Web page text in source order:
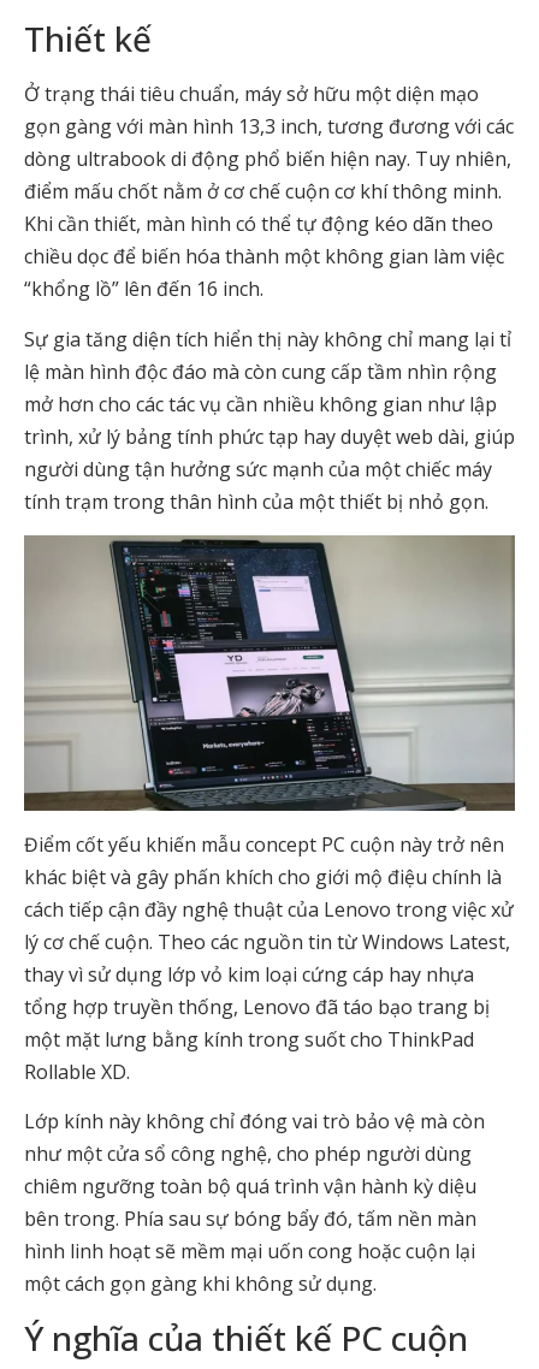
Thiết kế
Ở trạng thái tiêu chuẩn, máy sở hữu một diện mạo
gọn gàng với màn hình 13,3 inch, tương đương với các
dòng ultrabook di động phổ biến hiện nay. Tuy nhiên,
điểm mấu chốt nằm ở cơ chế cuộn cơ khí thông minh.
Khi cần thiết, màn hình có thể tự động kéo dãn theo
chiều dọc để biến hóa thành một không gian làm việc
“khổng lồ” lên đến 16 inch.
Sự gia tăng diện tích hiển thị này không chỉ mang lại tỉ
lệ màn hình độc đáo mà còn cung cấp tầm nhìn rộng
mở hơn cho các tác vụ cần nhiều không gian như lập
trình, xử lý bảng tính phức tạp hay duyệt web dài, giúp
người dùng tận hưởng sức mạnh của một chiếc máy
tính trạm trong thân hình của một thiết bị nhỏ gọn.
Điểm cốt yếu khiến mẫu concept PC cuộn này trở nên
khác biệt và gây phấn khích cho giới mộ điệu chính là
cách tiếp cận đầy nghệ thuật của Lenovo trong việc xử
lý cơ chế cuộn. Theo các nguồn tin từ Windows Latest,
thay vì sử dụng lớp vỏ kim loại cứng cáp hay nhựa
tổng hợp truyền thống, Lenovo đã táo bạo trang bị
một mặt lưng bằng kính trong suốt cho ThinkPad
Rollable XD.
Lớp kính này không chỉ đóng vai trò bảo vệ mà còn
như một cửa sổ công nghệ, cho phép người dùng
chiêm ngưỡng toàn bộ quá trình vận hành kỳ diệu
bên trong. Phía sau sự bóng bẩy đó, tấm nền màn
hình linh hoạt sẽ mềm mại uốn cong hoặc cuộn lại
một cách gọn gàng khi không sử dụng.
Ý nghĩa của thiết kế PC cuộn